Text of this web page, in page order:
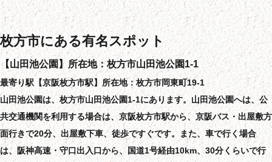
枚方市にある有名スポット
【山田池公園】所在地：枚方市山田池公園1-1
最寄り駅【京阪枚方市駅】所在地：枚方市岡東町19-1
山田池公園は、枚方市山田池公園1-1にあります。山田池公園へは、公
共交通機関を利用する場合は、京阪枚方市駅から、京阪バス・出屋敷方
面行きで20分、出屋敷下車、徒歩ですぐです。また、車で行く場合
は、阪神高速・守口出入口から、国道1号経由10km、30分くらいで行